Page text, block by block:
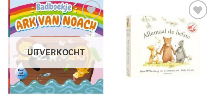
Toevoegen
aan
verlanglijst
UITVERKOCHT
Toevoegen
aan
verlanglijst